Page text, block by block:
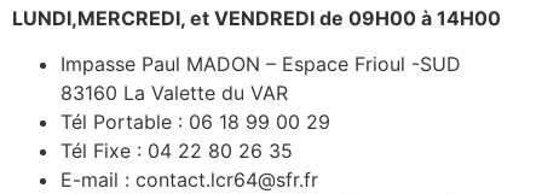
LUNDI,MERCREDI, et VENDREDI de 09H00 à 14H00
Impasse Paul MADON – Espace Frioul -SUD
83160 La Valette du VAR
Tél Portable : 06 18 99 00 29
Tél Fixe : 04 22 80 26 35
E-mail : contact.lcr64@sfr.fr